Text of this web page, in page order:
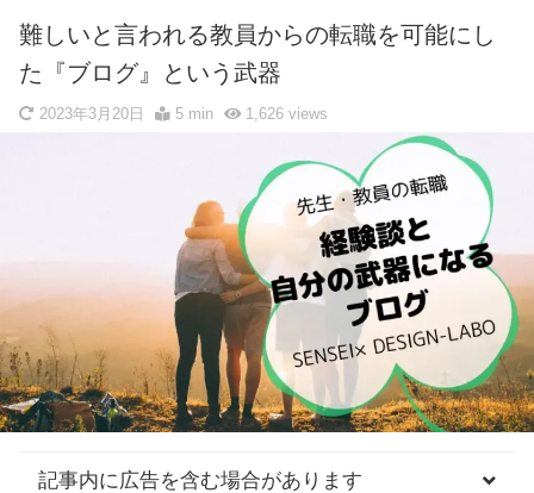
難しいと言われる教員からの転職を可能にし
た『ブログ』という武器
2023年3月20日 5 min 1,626views
記事内に広告を含む場合があります